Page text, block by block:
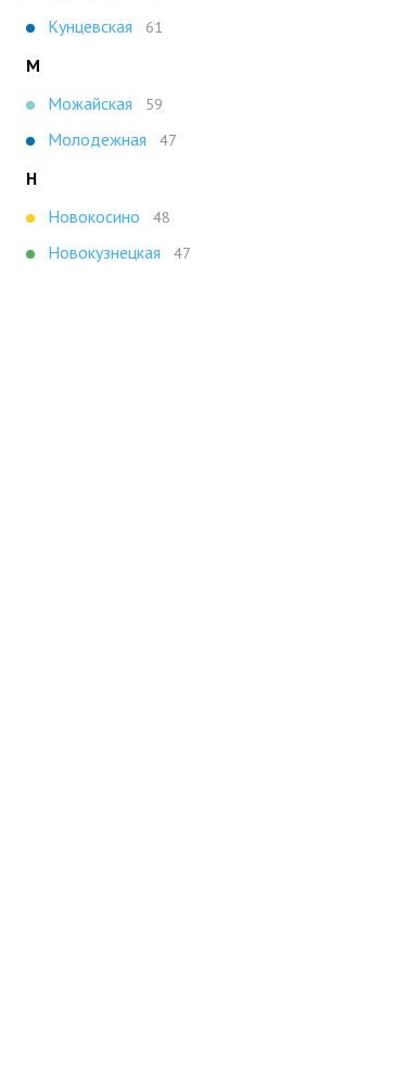
Кунцевская 61
М
Можайская
59
Молодежная 47
Н
Новокосино
48
Новокузнецкая 47